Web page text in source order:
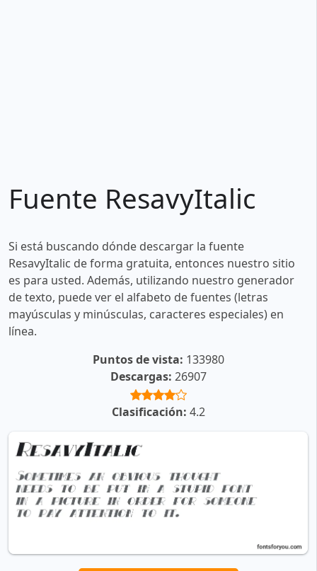
Fuente ResavyItalic
Si está buscando dónde descargar la fuente
ResavyItalic de forma gratuita, entonces nuestro sitio
es para usted. Además, utilizando nuestro generador
de texto, puede ver el alfabeto de fuentes (letras
mayúsculas y minúsculas, caracteres especiales) en
línea.
Puntos de vista: 133980
Descargas: 26907
Clasificación: 4.2